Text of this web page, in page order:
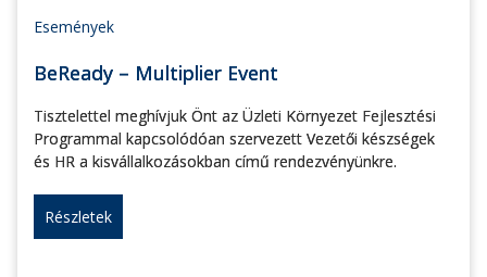
Események
BeReady – Multiplier Event
Tisztelettel meghívjuk Önt az Üzleti Környezet Fejlesztési
Programmal kapcsolódóan szervezett Vezetői készségek
és HR a kisvállalkozásokban című rendezvényünkre.
Részletek